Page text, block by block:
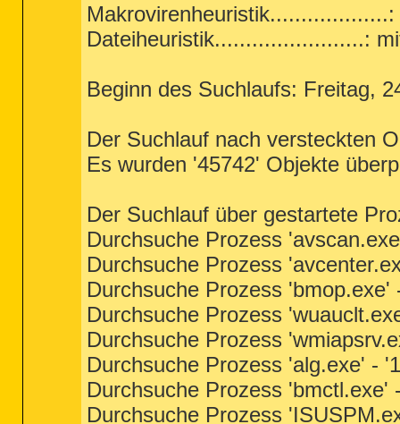
Makrovirenheuristik...................:
Dateiheuristik........................:
Beginn des Suchlaufs: Freitag,
Der Suchlauf nach versteckten
Es wurden '45742' Objekte
Der Suchlauf über gestartete
Durchsuche Prozess
Durchsuche Prozess
Durchsuche Prozess
Durchsuche Prozess
Durchsuche Prozess
Durchsuche Prozess 'alg.exe' -
Durchsuche Prozess
Durchsuche Prozess